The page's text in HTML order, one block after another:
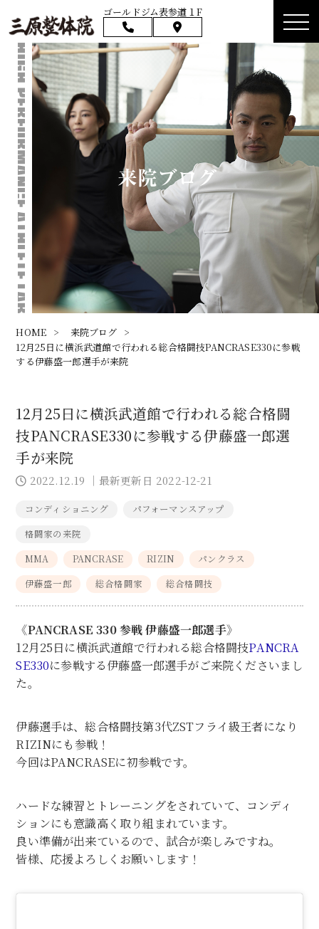
ゴールドジム表参道１F
来院ブログ
HOME > 来院ブログ >
12月25日に横浜武道館で行われる総合格闘技PANCRASE330に参戦
する伊藤盛一郎選手が来院
12月25日に横浜武道館で行われる総合格闘
技PANCRASE330に参戦する伊藤盛一郎選
手が来院
2022.12.19 ｜最新更新日 2022-12-21
コンディショニング
パフォーマンスアップ
格闘家の来院
MMA
PANCRASE RIZIN
パンクラス
伊藤盛一郎
総合格闘家 総合格闘技
《PANCRASE 330 参戦 伊藤盛一郎選手》
12月25日に横浜武道館で行われる総合格闘技PANCRA
SE330に参戦する伊藤盛一郎選手がご来院くださいまし
た。
伊藤選手は、総合格闘技第3代ZSTフライ級王者になり
RIZINにも参戦！
今回はPANCRASEに初参戦です。
ハードな練習とトレーニングをされていて、コンディ
ションにも意識高く取り組まれています。
良い準備が出来ているので、試合が楽しみですね。
皆様、応援よろしくお願いします！